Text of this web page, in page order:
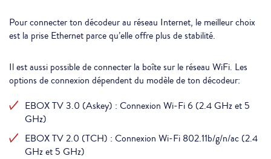
Pour connecter ton décodeur au réseau Internet, le meilleur choix
est la prise Ethernet parce qu’elle offre plus de stabilité.
Il est aussi possible de connecter la boîte sur le réseau WiFi. Les
options de connexion dépendent du modèle de ton décodeur:
EBOX TV 3.0 (Askey) : Connexion Wi-Fi 6 (2.4 GHz et 5
GHz)
EBOX TV 2.0 (TCH) : Connexion Wi-Fi 802.11b/g/n/ac (2.4
GHz et 5 GHz)